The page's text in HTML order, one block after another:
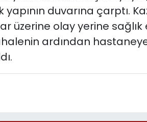
duvarına çarptı.
üzerine olay yerine
ardından hastaneye